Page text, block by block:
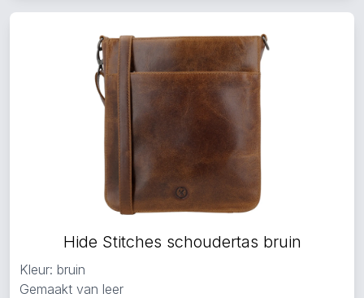
Hide Stitches schoudertas bruin
Kleur: bruin
Gemaakt van leer